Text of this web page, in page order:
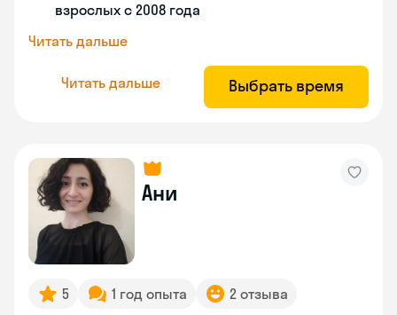
взрослых с 2008 года
Читать дальше
Читать дальше Выбрать время
Ани
5 1 год опыта 2 отзыва